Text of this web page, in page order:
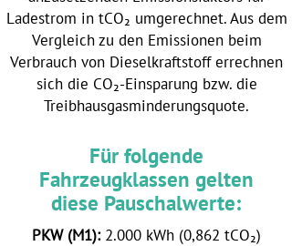
Ladestrom in tCO₂ umgerechnet. Aus dem
Vergleich zu den Emissionen beim
Verbrauch von Dieselkraftstoff errechnen
sich die CO₂-Einsparung bzw. die
Treibhausgasminderungsquote.
Für folgende
Fahrzeugklassen gelten
diese Pauschalwerte:
PKW (M1): 2.000 kWh (0,862 tCO₂)